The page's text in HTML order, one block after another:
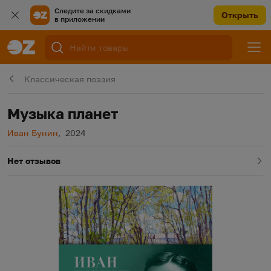
Следите за скидками
в приложении
Открыть
Классическая поэзия
Музыка планет
Автор
Иван Бунин, Год издания
2024
Нет отзывов